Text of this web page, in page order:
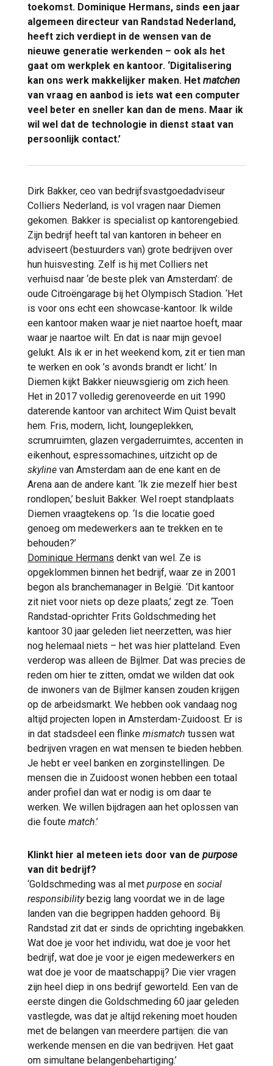
toekomst. Dominique Hermans, sinds een jaar
algemeen directeur van Randstad Nederland,
heeft zich verdiept in de wensen van de
nieuwe generatie werkenden – ook als het
gaat om werkplek en kantoor. ‘Digitalisering
kan ons werk makkelijker maken. Het matchen
van vraag en aanbod is iets wat een computer
veel beter en sneller kan dan de mens. Maar ik
wil wel dat de technologie in dienst staat van
persoonlijk contact.’
Dirk Bakker, ceo van bedrijfsvastgoedadviseur
Colliers Nederland, is vol vragen naar Diemen
gekomen. Bakker is specialist op kantorengebied.
Zijn bedrijf heeft tal van kantoren in beheer en
adviseert (bestuurders van) grote bedrijven over
hun huisvesting. Zelf is hij met Colliers net
verhuisd naar ‘de beste plek van Amsterdam’: de
oude Citroëngarage bij het Olympisch Stadion. ‘Het
is voor ons echt een showcase-kantoor. Ik wilde
een kantoor maken waar je niet naartoe hoeft, maar
waar je naartoe wilt. En dat is naar mijn gevoel
gelukt. Als ik er in het weekend kom, zit er tien man
te werken en ook ’s avonds brandt er licht.’ In
Diemen kijkt Bakker nieuwsgierig om zich heen.
Het in 2017 volledig gerenoveerde en uit 1990
daterende kantoor van architect Wim Quist bevalt
hem. Fris, modern, licht, loungeplekken,
scrumruimten, glazen vergaderruimtes, accenten in
eikenhout, espressomachines, uitzicht op de
skyline van Amsterdam aan de ene kant en de
Arena aan de andere kant. ‘Ik zie mezelf hier best
rondlopen,’ besluit Bakker. Wel roept standplaats
Diemen vraagtekens op. ‘Is die locatie goed
genoeg om medewerkers aan te trekken en te
behouden?’
Dominique Hermans denkt van wel. Ze is
opgeklommen binnen het bedrijf, waar ze in 2001
begon als branchemanager in België. ‘Dit kantoor
zit niet voor niets op deze plaats,’ zegt ze. ‘Toen
Randstad-oprichter Frits Goldschmeding het
kantoor 30 jaar geleden liet neerzetten, was hier
nog helemaal niets – het was hier platteland. Even
verderop was alleen de Bijlmer. Dat was precies de
reden om hier te zitten, omdat we wilden dat ook
de inwoners van de Bijlmer kansen zouden krijgen
op de arbeidsmarkt. We hebben ook vandaag nog
altijd projecten lopen in Amsterdam-Zuidoost. Er is
in dat stadsdeel een flinke mismatch tussen wat
bedrijven vragen en wat mensen te bieden hebben.
Je hebt er veel banken en zorginstellingen. De
mensen die in Zuidoost wonen hebben een totaal
ander profiel dan wat er nodig is om daar te
werken. We willen bijdragen aan het oplossen van
die foute match.’
Klinkt hier al meteen iets door van de purpose
van dit bedrijf?
‘Goldschmeding was al met purpose en social
responsibilitybezig lang voordat we in de lage
landen van die begrippen hadden gehoord. Bij
Randstad zit dat er sinds de oprichting ingebakken.
Wat doe je voor het individu, wat doe je voor het
bedrijf, wat doe je voor je eigen medewerkers en
wat doe je voor de maatschappij? Die vier vragen
zijn heel diep in ons bedrijf geworteld. Een van de
eerste dingen die Goldschmeding 60 jaar geleden
vastlegde, was dat je altijd rekening moet houden
met de belangen van meerdere partijen: die van
werkende mensen en die van bedrijven. Het gaat
om simultane belangenbehartiging.’